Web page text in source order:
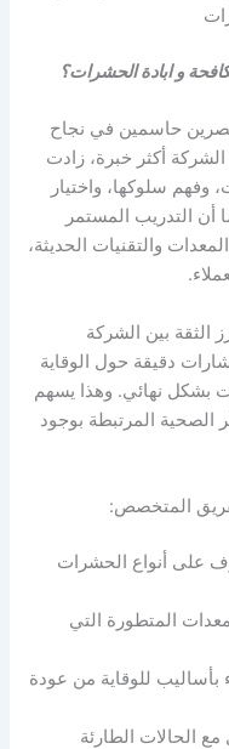
و ابادة الحشرات؟
حاسمين في نجاح
أكثر خبرة، زادت
وفهم سلوكها، واختيار
أن التدريب المستمر
والتقنيات الحديثة،
بين الشركة
دقيقة حول الوقاية
بشكل نهائي. وهذا يسهم
المرتبطة بوجود
المتخصص:
على أنواع الحشرات
المتطورة التي
بأساليب للوقاية من عودة
الحالات الطارئة